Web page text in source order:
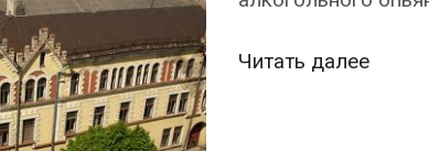
Читать далее